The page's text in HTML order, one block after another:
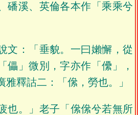
磻溪、英倫各本作「乘乘兮
文：「垂貌。一曰嬾懈，從
儡」微別，字亦作「儽」，
雅釋詁二：「㒍，勞也。」
也。」老子「㒍㒍兮若無所